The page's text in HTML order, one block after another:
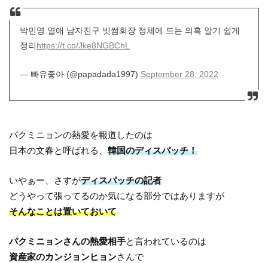
박민영 열애 남자친구 빗썸회장 정체에 드는 의혹 알기 쉽게
정리https://t.co/Jke8NGBChL
— 빠유좋아 (@papadada1997) September 28, 2022
パクミニョンの熱愛を報道したのは
日本の文春と呼ばれる、韓国のディスパッチ！
いやぁー、さすがディスパッチの記者
どうやって張ってるのか気になる部分ではありますが
そんなことは置いておいて
パクミニョンさんの熱愛相手と言われているのは
資産家のカンジョンヒョンさんで